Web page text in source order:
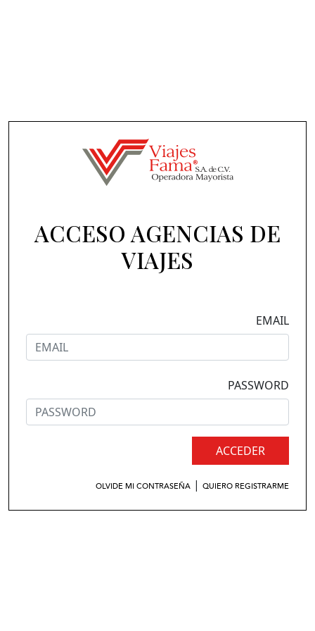
ACCESO AGENCIAS DE
VIAJES
EMAIL
PASSWORD
ACCEDER
OLVIDE MI CONTRASEÑA | QUIERO REGISTRARME